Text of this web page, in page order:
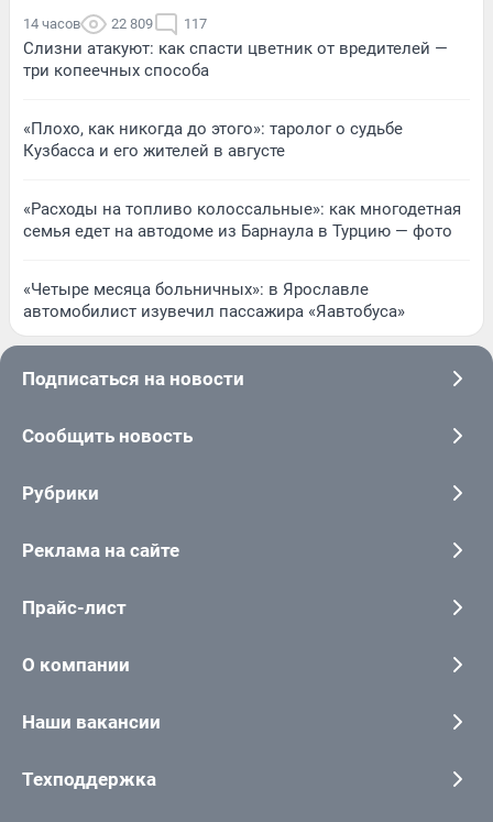
14 часов 22 809 117
Слизни атакуют: как спасти цветник от вредителей —
три копеечных способа
«Плохо, как никогда до этого»: таролог о судьбе
Кузбасса и его жителей в августе
«Расходы на топливо колоссальные»: как многодетная
семья едет на автодоме из Барнаула в Турцию — фото
«Четыре месяца больничных»: в Ярославле
автомобилист изувечил пассажира «Яавтобуса»
Подписаться на новости
Сообщить новость
Рубрики
Реклама на сайте
Прайс-лист
О компании
Наши вакансии
Техподдержка